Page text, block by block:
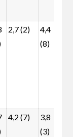
2,7 (2)
4,4
(8)
4,2 (7)
3,8
(3)